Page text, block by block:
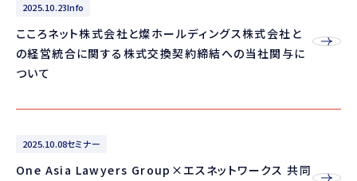
2025.10.23Info
こころネット株式会社と燦ホールディングス株式会社と
の経営統合に関する株式交換契約締結への当社関与に
ついて
2025.10.08セミナー
One Asia Lawyers Group×エスネットワークス 共同